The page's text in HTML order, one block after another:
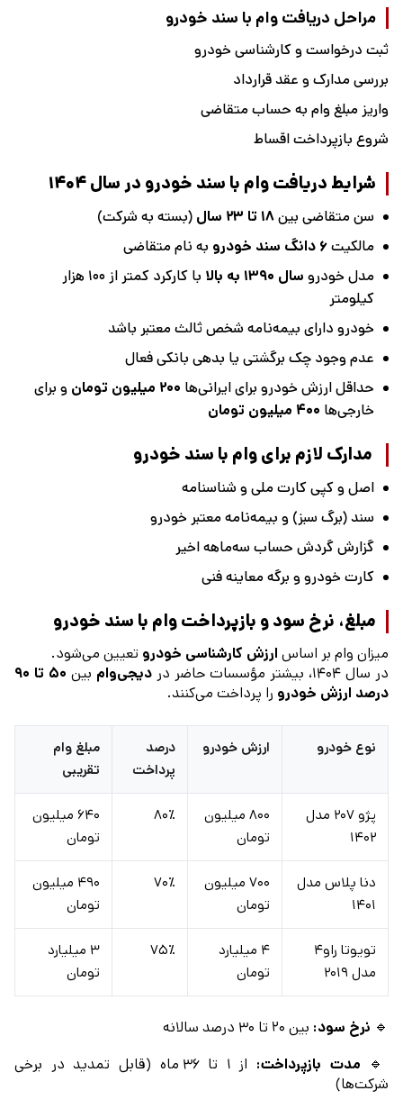
مراحل دریافت وام با سند خودرو
ثبت درخواست و کارشناسی خودرو
بررسی مدارک و عقد قرارداد
واریز مبلغ وام به حساب متقاضی
شروع بازپرداخت اقساط
شرایط دریافت وام با سند خودرو در سال ۱۴۰۴
سن متقاضی بین۱۸ تا ۲۳ سال
(بسته به شرکت)
مالکیت۶ دانگ سند خودرو
به نام متقاضی
مدل خودرو سال ۱۳۹۰ به بالا
با کارکرد کمتر از ۱۰۰ هزار
کیلومتر
خودرو دارای بیمه‌نامه شخص ثالث معتبر باشد
عدم وجود چک برگشتی یا بدهی بانکی فعال
حداقل ارزش خودرو برای ایرانی‌ها ۲۰۰ میلیون تومان
و برای
خارجی‌ها ۴۰۰ میلیون تومان
مدارک لازم برای وام با سند خودرو
اصل و کپی کارت ملی و شناسنامه
سند (برگ سبز) و بیمه‌نامه معتبر خودرو
گزارش گردش حساب سه‌ماهه اخیر
کارت خودرو و برگه معاینه فنی
مبلغ، نرخ سود و بازپرداخت وام با سند خودرو
میزان وام بر اساس ارزش کارشناسی خودرو تعیین می‌شود.
در سال ۱۴۰۴، بیشتر مؤسسات حاضر در
دیجی‌وام بین
۵۰ تا ۹۰
درصد ارزش خودرو را پرداخت می‌کنند.
نوع خودرو ارزش خودرو
درصد
پرداخت
مبلغ وام
تقریبی
پژو ۲۰۷ مدل
۱۴۰۲
۸۰۰ میلیون
تومان
۸۰٪
۶۴۰ میلیون
تومان
دنا پلاس مدل
۱۴۰۱
۷۰۰ میلیون
تومان
۷۰٪
۴۹۰ میلیون
تومان
تویوتا راو۴
مدل ۲۰۱۹
۴ میلیارد
تومان
۷۵٪
۳ میلیارد
تومان
🔹 نرخ سود: بین ۲۰ تا ۳۰ درصد سالانه
🔹 مدت بازپرداخت:
از ۱ تا ۳۶ ماه (قابل تمدید در برخی
شرکت‌ها)